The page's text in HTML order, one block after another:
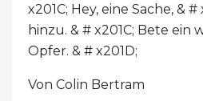
x201C; Hey, eine Sache, &
hinzu. & # x201C; Bete ein
Opfer. & # x201D;
Von Colin Bertram